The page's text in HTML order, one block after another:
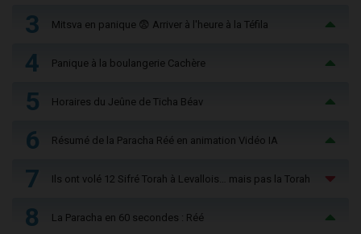
3 Mitsva en panique 😨 Arriver à l'heure à la Téfila
4 Panique à la boulangerie Cachère
5 Horaires du Jeûne de Ticha Béav
6 Résumé de la Paracha Réé en animation Vidéo IA
7 Ils ont volé 12 Sifré Torah à Levallois… mais pas la Torah
8 La Paracha en 60 secondes : Réé